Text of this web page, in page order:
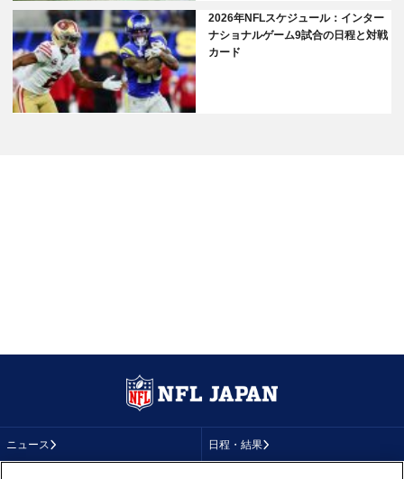
2026年NFLスケジュール：インター
ナショナルゲーム9試合の日程と対戦
カード
ニュース 日程・結果